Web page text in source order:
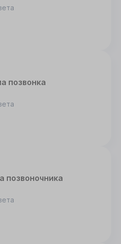
позвонка
позвоночника